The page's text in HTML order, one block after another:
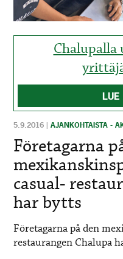
MAINOSTAJILLE
LUE
5.9.2016 |AJANKOHTAISTA -
Företagarna
casual-
har bytts
Företagarna på den
restaurangen Chalupa